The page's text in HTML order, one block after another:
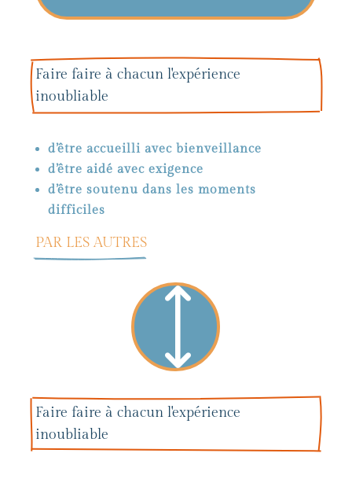
Faire faire à chacun l'expérience
inoubliable
d’être accueilli avec bienveillance
d’être aidé avec exigence
d’être soutenu dans les moments
difficiles
PAR LES AUTRES
)
Faire faire à chacun l'expérience
inoubliable